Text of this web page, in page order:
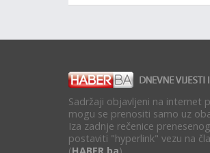
Sadržaji objavljeni na internet
mogu se prenositi samo uz
Iza zadnje rečenice
postaviti "hyperlink" vezu na